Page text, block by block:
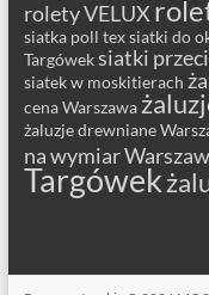
rolety VELUX
siatka poll texsiatki do
Targóweksiatki
siatek w moskitierach
cena Warszawa
żaluzje drewniane
na wymiar
Targówek